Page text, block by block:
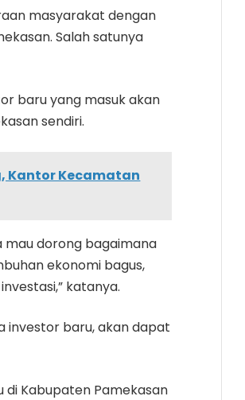
masyarakat dengan
Salah satunya
baru yang masuk akan
sendiri.
Kantor Kecamatan
mau dorong bagaimana
ekonomi bagus,
katanya.
investor baru, akan dapat
Kabupaten Pamekasan